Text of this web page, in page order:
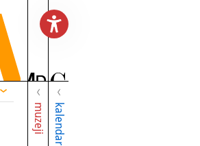
muzeji kalendar